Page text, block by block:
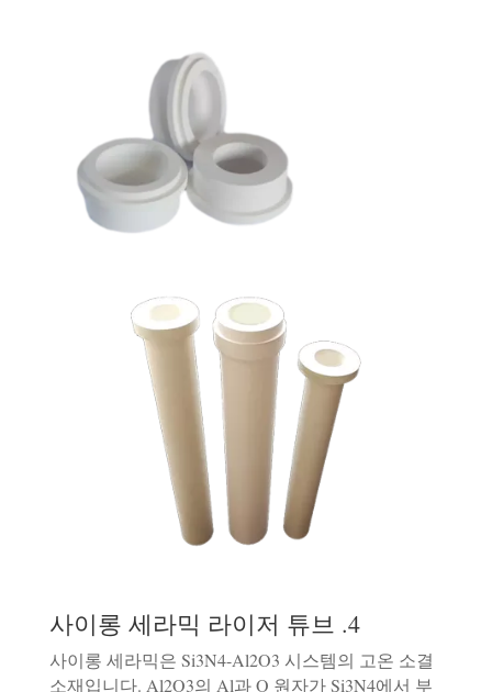
4. 사이롱 세라믹 라이저 튜브
사이롱 세라믹은 Si3N4-Al2O3 시스템의 고온 소결
소재입니다. Al2O3의 Al과 O 원자가 Si3N4에서 부